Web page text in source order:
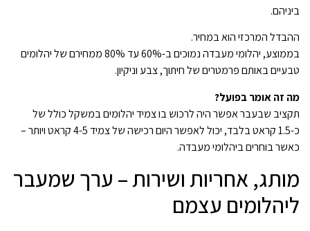
ביניהם.
ההבדל המרכזי הוא במחיר.
בממוצע, יהלומי מעבדה נמוכים ב-60% עד 80% ממחירם של יהלומים
טבעיים באותם פרמטרים של חיתוך, צבע וניקיון.
מה זה אומר בפועל?
תקציב שבעבר אפשר היה לרכוש בו צמיד יהלומים במשקל כולל של
כ-1.5 קראט בלבד, יכול לאפשר היום רכישה של צמיד 4-5 קראט ויותר –
כאשר בוחרים ביהלומי מעבדה.
מותג, אחריות ושירות – ערך שמעבר
ליהלומים עצמם